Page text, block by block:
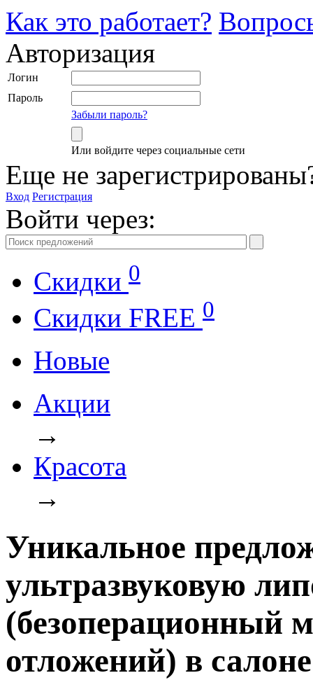
Как это работает?
Авторизация
Логин
Пароль
Забыли пароль?
Или войдите через социальные сети
Еще не
Вход Регистрация
Войти через:
Скидки 0
Cкидки FREE 0
Новые
Акции
→
Красота
→
Уникальное
ультразвуковую
(безоперационный
отложений) в